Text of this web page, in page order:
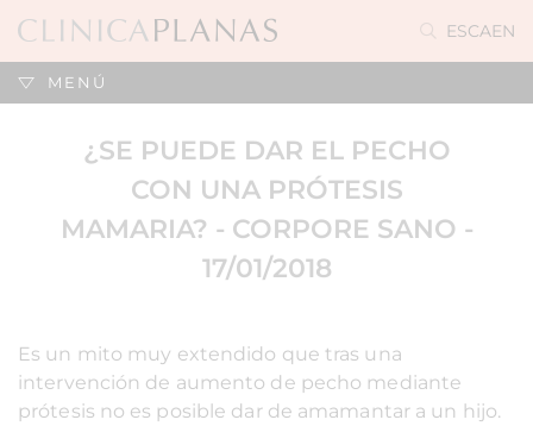
ESCAEN
MENÚ
¿SE PUEDE DAR EL PECHO
CON UNA PRÓTESIS
MAMARIA? - CORPORE SANO -
17/01/2018
Es un mito muy extendido que tras una
intervención de aumento de pecho mediante
prótesis no es posible dar de amamantar a un hijo.